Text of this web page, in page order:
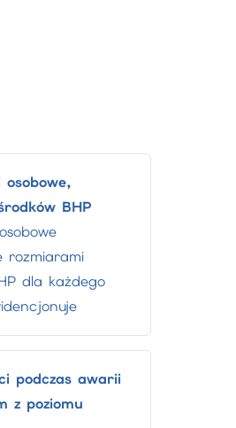
BHP
rozmiarami
dla każdego
podczas awarii
z poziomu